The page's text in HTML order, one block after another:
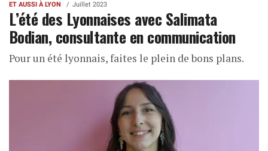
ET AUSSI À LYON Juillet 2023
L’été des Lyonnaises avec Salimata
Bodian, consultante en communication
Pour un été lyonnais, faites le plein de bons plans.